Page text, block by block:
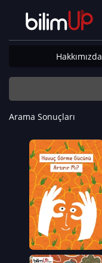
Hakkımızda
Arama Sonuçları